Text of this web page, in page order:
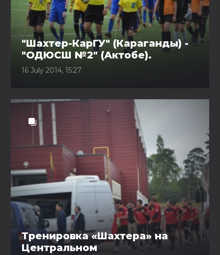
"Шахтер-КарГУ" (Караганды) -
"ОДЮСШ №2" (Актобе).
16 July 2014, 15:27
Тренировка «Шахтера» на
Центральном